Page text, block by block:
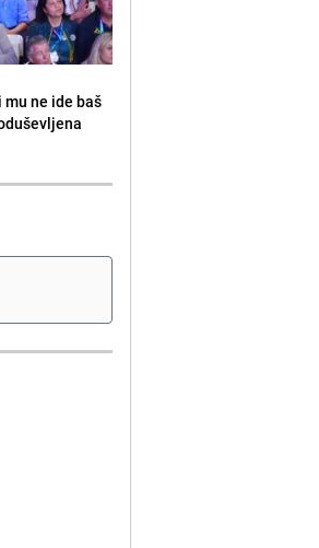
ne ide baš